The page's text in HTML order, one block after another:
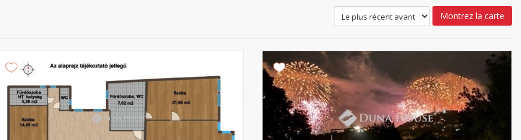
Montrez la carte